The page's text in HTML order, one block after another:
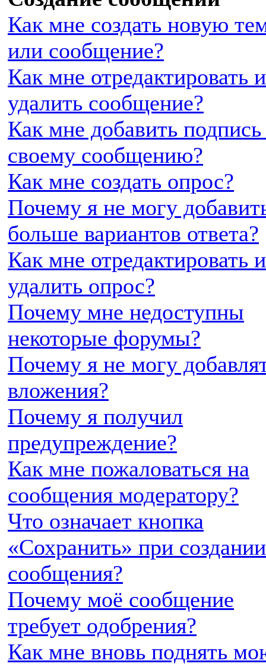
Как мне создать новую
или сообщение?
Как мне отредактировать
удалить сообщение?
Как мне добавить подпись
своему сообщению?
Как мне создать опрос?
Почему я не могу
больше вариантов ответа?
Как мне отредактировать
удалить опрос?
Почему мне недоступны
некоторые форумы?
Почему я не могу
вложения?
Почему я получил
предупреждение?
Как мне пожаловаться на
сообщения модератору?
Что означает кнопка
«Сохранить» при создании
сообщения?
Почему моё сообщение
требует одобрения?
Как мне вновь поднять